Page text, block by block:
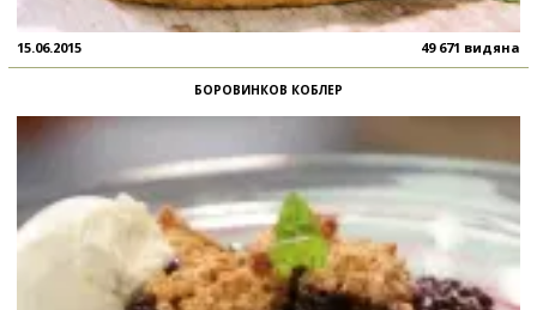
15.06.2015 49 671 видяна
БОРОВИНКОВ КОБЛЕР